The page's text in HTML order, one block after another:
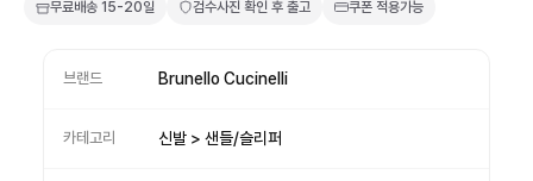
무료배송 15-20일 검수사진 확인 후 출고 쿠폰 적용가능
브랜드 Brunello Cucinelli
카테고리 신발 > 샌들/슬리퍼